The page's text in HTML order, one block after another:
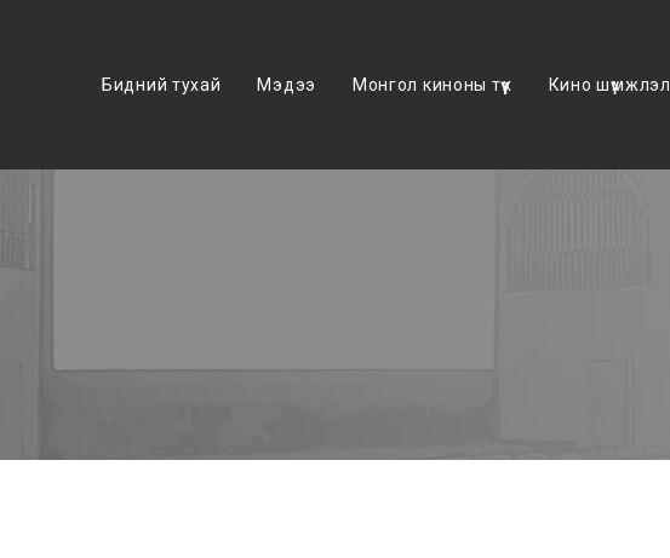
Бидний тухай Мэдээ Монгол киноны түүх Кино шүүмжлэл